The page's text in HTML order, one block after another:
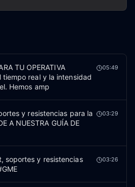
TU OPERATIVA
tiempo real y la intensidad
Hemos amp
05:49
y resistencias para la
A NUESTRA GUÍA DE
03:29
soportes y resistencias
03:26